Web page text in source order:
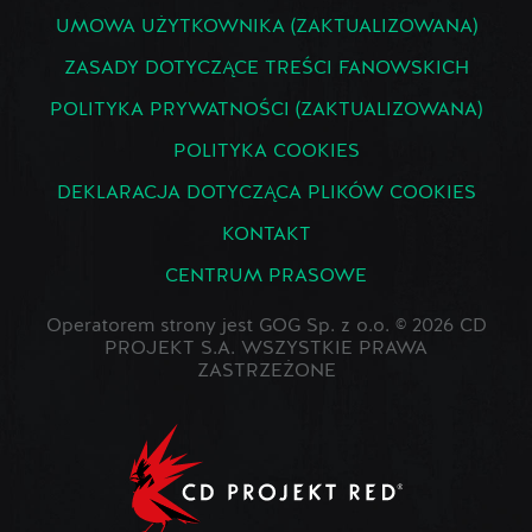
UMOWA UŻYTKOWNIKA (ZAKTUALIZOWANA)
ZASADY DOTYCZĄCE TREŚCI FANOWSKICH
POLITYKA PRYWATNOŚCI (ZAKTUALIZOWANA)
POLITYKA COOKIES
DEKLARACJA DOTYCZĄCA PLIKÓW COOKIES
KONTAKT
CENTRUM PRASOWE
Operatorem strony jest GOG Sp. z o.o. © 2026 CD
PROJEKT S.A. WSZYSTKIE PRAWA
ZASTRZEŻONE